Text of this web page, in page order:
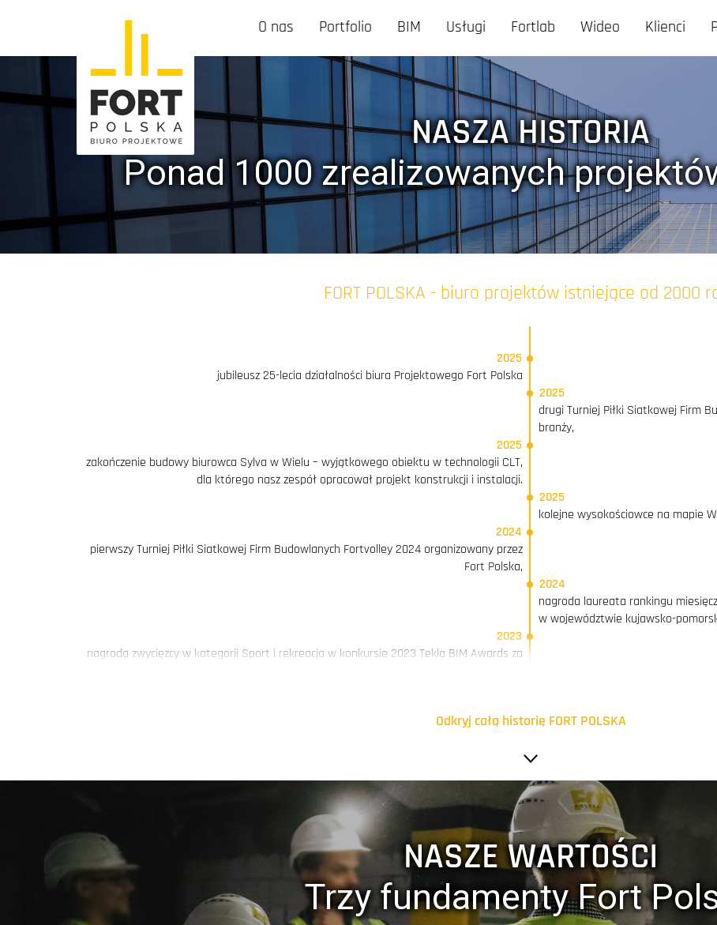
O nas Portfolio BIM Usługi Fortlab Wideo Klienci
NASZA HISTORIA
Ponad 1000 zrealizowanych
FORT POLSKA - biuro projektów istniejące od 2000
2025
jubileusz 25-lecia działalności biura Projektowego Fort Polska
2025
drugi Turniej Piłki Siatkowej Firm
branży,
2025
zakończenie budowy biurowca Sylva w Wielu – wyjątkowego obiektu w technologii CLT,
dla którego nasz zespół opracował projekt konstrukcji i instalacji.
2025
kolejne wysokościowce na mapie
2024
pierwszy Turniej Piłki Siatkowej Firm Budowlanych Fortvolley 2024 organizowany przez
Fort Polska,
2024
nagroda laureata rankingu
w województwie kujawsko-
2023
nagroda zwycięzcy w kategorii Sport i rekreacja w konkursie 2023 Tekla BIM Awards za
w województwie kujawsko-
wykorzystanie platform chmurowych do koordynacji i zarządzania projektami
wielobranżowymi,
2021
utworzenie specjalistycznej
i analizą drgań, ciągły rozwój
nagroda w kategorii projekty komercyjne Tekla BIM Awards 2020, otrzymaliśmy nagrodę
za projekt konstrukcji wysokościowca Warsaw UNIT. Projekt konstrukcji żelbetowej jak
Odkryj całą historię FORT POLSKA
NASZE WARTOŚCI
Trzy fundamenty Fort